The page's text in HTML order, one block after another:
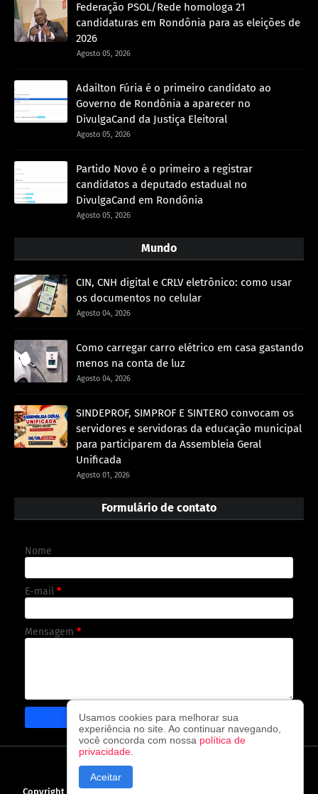
Federação PSOL/Rede homologa 21
candidaturas em Rondônia para as eleições de
2026
Agosto 05, 2026
Adailton Fúria é o primeiro candidato ao
Governo de Rondônia a aparecer no
DivulgaCand da Justiça Eleitoral
Agosto 05, 2026
Partido Novo é o primeiro a registrar
candidatos a deputado estadual no
DivulgaCand em Rondônia
Agosto 05, 2026
Mundo
CIN, CNH digital e CRLV eletrônico: como usar
os documentos no celular
Agosto 04, 2026
Como carregar carro elétrico em casa gastando
menos na conta de luz
Agosto 04, 2026
SINDEPROF, SIMPROF E SINTERO convocam os
servidores e servidoras da educação municipal
para participarem da Assembleia Geral
Unificada
Agosto 01, 2026
Formulário de contato
Nome
E-mail *
Mensagem *
CAPA CONTATO
Copyright © 2026O observador - A cada visita uma nova notícia!
Usamos cookies para melhorar sua
experiência no site. Ao continuar navegando,
você concorda com nossa política de
privacidade
Aceitar